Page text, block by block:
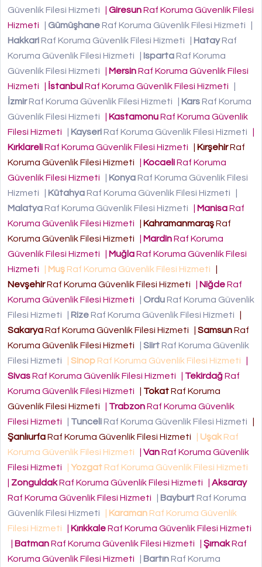
Güvenlik Filesi Hizmeti
GiresunRaf Koruma Güvenlik Filesi
Hizmeti
GümüşhaneRaf Koruma Güvenlik Filesi Hizmeti
HakkariRaf Koruma Güvenlik Filesi Hizmeti HatayRaf
Koruma Güvenlik Filesi Hizmeti
IspartaRaf Koruma
Güvenlik Filesi Hizmeti
MersinRaf Koruma Güvenlik Filesi
Hizmeti
İstanbul Raf Koruma Güvenlik Filesi Hizmeti
İzmirRaf Koruma Güvenlik Filesi Hizmeti KarsRaf Koruma
Güvenlik Filesi Hizmeti
KastamonuRaf Koruma Güvenlik
Filesi Hizmeti
KayseriRaf Koruma Güvenlik Filesi Hizmeti
KırklareliRaf Koruma Güvenlik Filesi Hizmeti KırşehirRaf
Koruma Güvenlik Filesi Hizmeti
KocaeliRaf Koruma
Güvenlik Filesi Hizmeti
KonyaRaf Koruma Güvenlik Filesi
Hizmeti
KütahyaRaf Koruma Güvenlik Filesi Hizmeti
MalatyaRaf Koruma Güvenlik Filesi Hizmeti ManisaRaf
Koruma Güvenlik Filesi Hizmeti
KahramanmaraşRaf
Koruma Güvenlik Filesi Hizmeti
MardinRaf Koruma
Güvenlik Filesi Hizmeti
MuğlaRaf Koruma Güvenlik Filesi
Hizmeti
Muş Raf Koruma Güvenlik Filesi Hizmeti
NevşehirRaf Koruma Güvenlik Filesi Hizmeti NiğdeRaf
Koruma Güvenlik Filesi Hizmeti
OrduRaf Koruma Güvenlik
Filesi Hizmeti
RizeRaf Koruma Güvenlik Filesi Hizmeti
SakaryaRaf Koruma Güvenlik Filesi Hizmeti SamsunRaf
Koruma Güvenlik Filesi Hizmeti
SiirtRaf Koruma Güvenlik
Filesi Hizmeti
Sinop Raf Koruma Güvenlik Filesi Hizmeti
SivasRaf Koruma Güvenlik Filesi Hizmeti TekirdağRaf
Koruma Güvenlik Filesi Hizmeti
TokatRaf Koruma
Güvenlik Filesi Hizmeti
TrabzonRaf Koruma Güvenlik
Filesi Hizmeti
TunceliRaf Koruma Güvenlik Filesi Hizmeti
ŞanlıurfaRaf Koruma Güvenlik Filesi Hizmeti UşakRaf
Koruma Güvenlik Filesi Hizmeti
VanRaf Koruma Güvenlik
Filesi Hizmeti
Yozgat Raf Koruma Güvenlik Filesi Hizmeti
ZonguldakRaf Koruma Güvenlik Filesi Hizmeti
Aksaray
Raf Koruma Güvenlik Filesi Hizmeti
BayburtRaf Koruma
Güvenlik Filesi Hizmeti
Karaman Raf Koruma Güvenlik
Filesi Hizmeti
KırıkkaleRaf Koruma Güvenlik Filesi Hizmeti
BatmanRaf Koruma Güvenlik Filesi Hizmeti ŞırnakRaf
Koruma Güvenlik Filesi Hizmeti
BartınRaf Koruma